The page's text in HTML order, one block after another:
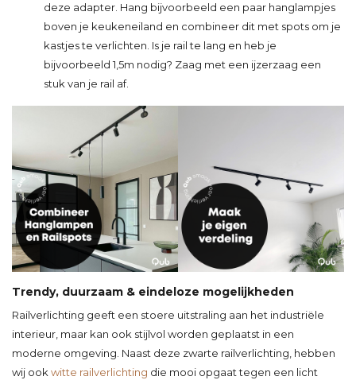
deze adapter. Hang bijvoorbeeld een paar hanglampjes
boven je keukeneiland en combineer dit met spots om je
kastjes te verlichten. Is je rail te lang en heb je
bijvoorbeeld 1,5m nodig? Zaag met een ijzerzaag een
stuk van je rail af.
Trendy, duurzaam & eindeloze mogelijkheden
Railverlichting geeft een stoere uitstraling aan het industriële
interieur, maar kan ook stijlvol worden geplaatst in een
moderne omgeving. Naast deze zwarte railverlichting, hebben
wij ook witte railverlichting die mooi opgaat tegen een licht